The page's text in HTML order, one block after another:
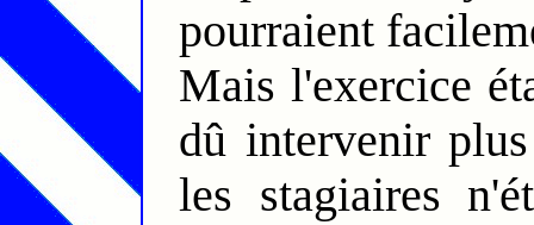
pourraient
Mais l'exercice
dû intervenir
les stagiaires